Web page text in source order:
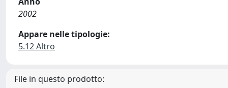
2002
Appare nelle tipologie:
5.12 Altro
File in questo prodotto: